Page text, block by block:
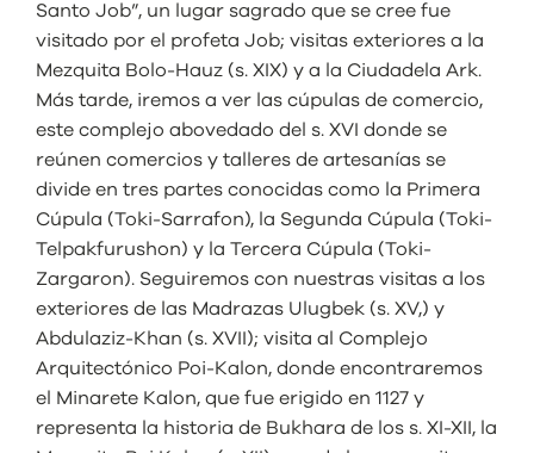
Santo Job”, un lugar sagrado que se cree fue
visitado por el profeta Job; visitas exteriores a la
Mezquita Bolo-Hauz (s. XIX) y a la Ciudadela Ark.
Más tarde, iremos a ver las cúpulas de comercio,
este complejo abovedado del s. XVI donde se
reúnen comercios y talleres de artesanías se
divide en tres partes conocidas como la Primera
Cúpula (Toki-Sarrafon), la Segunda Cúpula (Toki-
Telpakfurushon) y la Tercera Cúpula (Toki-
Zargaron). Seguiremos con nuestras visitas a los
exteriores de las Madrazas Ulugbek (s. XV,) y
Abdulaziz-Khan (s. XVII); visita al Complejo
Arquitectónico Poi-Kalon, donde encontraremos
el Minarete Kalon, que fue erigido en 1127 y
representa la historia de Bukhara de los s. XI-XII, la